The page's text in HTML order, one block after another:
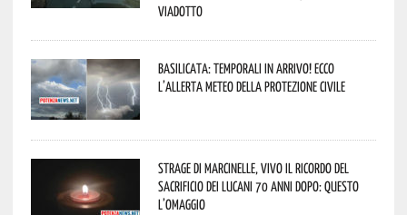
viadotto
Basilicata: temporali in arrivo! Ecco
l’allerta meteo della Protezione civile
Strage di Marcinelle, vivo il ricordo del
sacrificio dei lucani 70 anni dopo: questo
l’omaggio